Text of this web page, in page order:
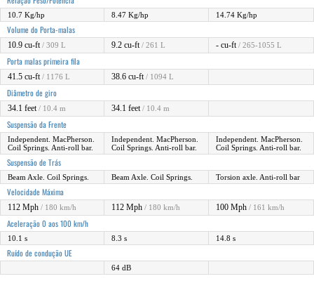
10.7 Kg/hp 8.47 Kg/hp 14.74 Kg/hp
Volume do Porta-malas
10.9 cu-ft / 309 L 9.2 cu-ft / 261 L - cu-ft / 265-1055 L
Porta malas primeira fila
41.5 cu-ft / 1176 L 38.6 cu-ft / 1094 L
Diâmetro de giro
34.1 feet / 10.4 m 34.1 feet / 10.4 m
Suspensão da Frente
Independent. MacPherson.
Coil Springs. Anti-roll bar.
Independent. MacPherson.
Coil Springs. Anti-roll bar.
Independent. MacPherson.
Coil Springs. Anti-roll bar.
Suspensão de Trás
Beam Axle. Coil Springs. Beam Axle. Coil Springs. Torsion axle. Anti-roll bar
Velocidade Máxima
112 Mph / 180 km/h 112 Mph / 180 km/h 100 Mph / 161 km/h
Aceleração 0 aos 100 km/h
10.1 s 8.3 s 14.8 s
Ruído de condução UE
64 dB